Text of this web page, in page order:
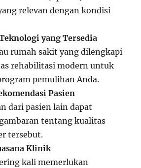
relevan dengan kondisi
yang Tersedia
rumah sakit yang dilengkapi
rehabilitasi modern untuk
pemulihan Anda.
Pasien
dari pasien lain dapat
tentang kualitas
tersebut.
Klinik
kali memerlukan